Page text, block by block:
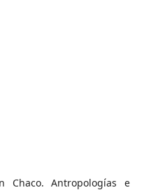
Chaco. Antropologías e